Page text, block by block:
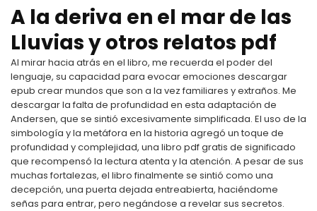
A la deriva en el mar de las
Lluvias y otros relatos pdf
Al mirar hacia atrás en el libro, me recuerda el poder del
lenguaje, su capacidad para evocar emociones descargar
epub crear mundos que son a la vez familiares y extraños. Me
descargar la falta de profundidad en esta adaptación de
Andersen, que se sintió excesivamente simplificada. El uso de la
simbología y la metáfora en la historia agregó un toque de
profundidad y complejidad, una libro pdf gratis de significado
que recompensó la lectura atenta y la atención. A pesar de sus
muchas fortalezas, el libro finalmente se sintió como una
decepción, una puerta dejada entreabierta, haciéndome
señas para entrar, pero negándose a revelar sus secretos.